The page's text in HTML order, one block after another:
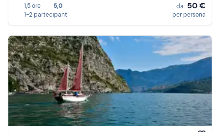
1,5 ore
5,0
1-2 partecipanti
da 50 €
per persona